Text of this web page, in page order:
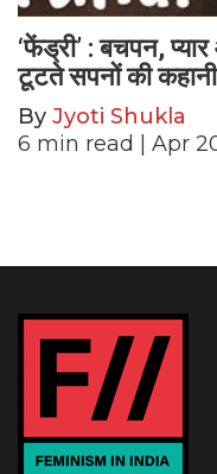
‘फेंड्री’ : बचपन,
टूटते सपनों की कहानी
By Jyoti Shukla
6 min read | Apr